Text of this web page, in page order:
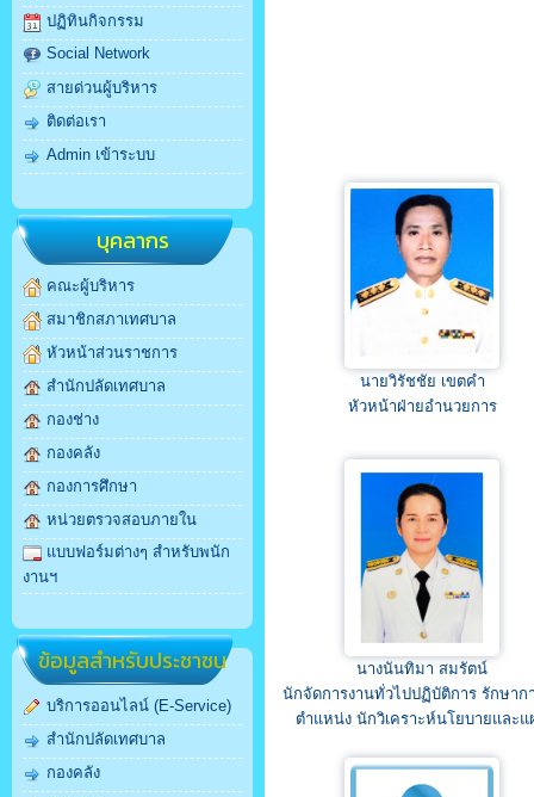
ปฏิทินกิจกรรม
Social Network
สายด่วนผู้บริหาร
ติดต่อเรา
Admin เข้าระบบ
บุคลากร
คณะผู้บริหาร
สมาชิกสภาเทศบาล
หัวหน้าส่วนราชการ
สำนักปลัดเทศบาล
กองช่าง
กองคลัง
กองการศึกษา
หน่วยตรวจสอบภายใน
แบบฟอร์มต่างๆ สำหรับพนัก
งานฯ
ข้อมูลสำหรับประชาชน
บริการออนไลน์ (E-Service)
สำนักปลัดเทศบาล
กองคลัง
นายวิรัชชัย เขตคำ
หัวหน้าฝ่ายอำนวยการ
นางนันทิมา สมรัตน์
นักจัดการงานทั่วไปปฏิบัติการ รักษาก
ตำแหน่ง นักวิเคราะห์นโยบายและแ